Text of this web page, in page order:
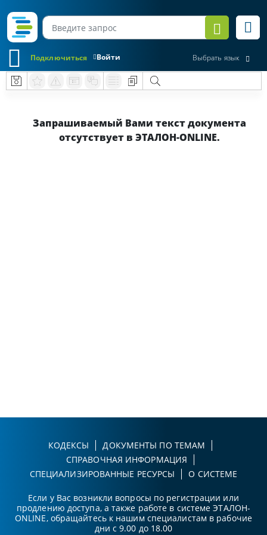
Войти
Подключиться Выбрать язык
Запрашиваемый Вами текст документа
отсутствует в ЭТАЛОН-ONLINE.
КОДЕКСЫ
ДОКУМЕНТЫ ПО ТЕМАМ
СПРАВОЧНАЯ ИНФОРМАЦИЯ
СПЕЦИАЛИЗИРОВАННЫЕ РЕСУРСЫ
О СИСТЕМЕ
Если у Вас возникли вопросы по регистрации или
продлению доступа, а также работе в системе ЭТАЛОН-
ONLINE, обращайтесь к нашим специалистам в рабочие
дни с 9.00 до 18.00